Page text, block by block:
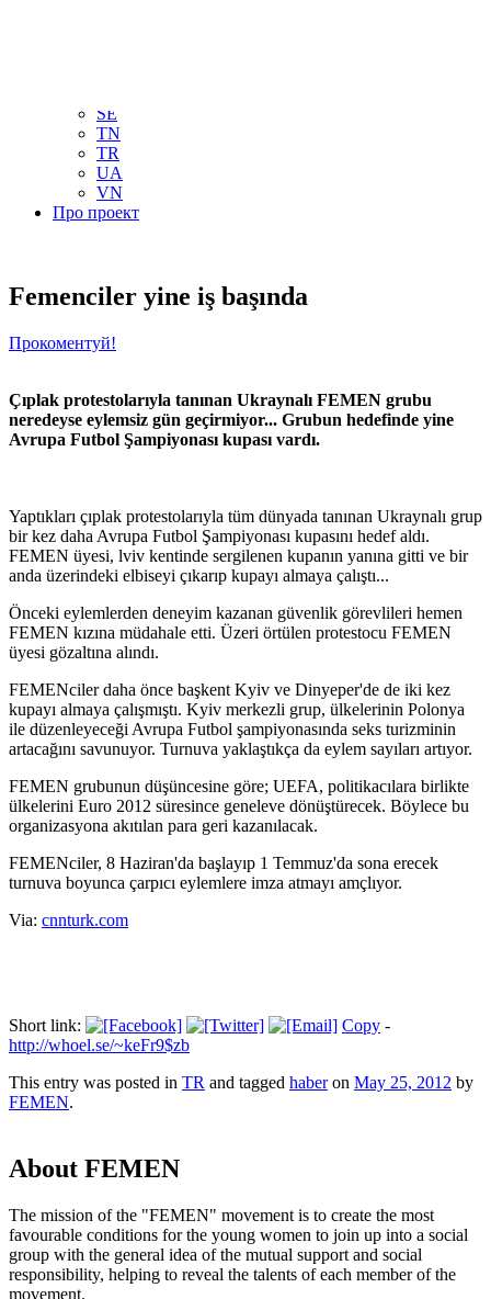
SE
TN
TR
UA
VN
Про проект
Femenciler yine iş başında
Прокоментуй!
Çıplak protestolarıyla tanınan Ukraynalı FEMEN grubu
neredeyse eylemsiz gün geçirmiyor... Grubun hedefinde yine
Avrupa Futbol Şampiyonası kupası vardı.
Yaptıkları çıplak protestolarıyla tüm dünyada tanınan Ukraynalı grup
bir kez daha Avrupa Futbol Şampiyonası kupasını hedef aldı.
FEMEN üyesi, lviv kentinde sergilenen kupanın yanına gitti ve bir
anda üzerindeki elbiseyi çıkarıp kupayı almaya çalıştı...
Önceki eylemlerden deneyim kazanan güvenlik görevlileri hemen
FEMEN kızına müdahale etti. Üzeri örtülen protestocu FEMEN
üyesi gözaltına alındı.
FEMENciler daha önce başkent Kyiv ve Dinyeper'de de iki kez
kupayı almaya çalışmıştı. Kyiv merkezli grup, ülkelerinin Polonya
ile düzenleyeceği Avrupa Futbol şampiyonasında seks turizminin
artacağını savunuyor. Turnuva yaklaştıkça da eylem sayıları artıyor.
FEMEN grubunun düşüncesine göre; UEFA, politikacılara birlikte
ülkelerini Euro 2012 süresince geneleve dönüştürecek. Böylece bu
organizasyona akıtılan para geri kazanılacak.
FEMENciler, 8 Haziran'da başlayıp 1 Temmuz'da sona erecek
turnuva boyunca çarpıcı eylemlere imza atmayı amçlıyor.
Via: cnnturk.com
Short link: Copy -
http://whoel.se/~keFr9$zb
This entry was posted in TR and tagged haberon May 25, 2012 by
FEMEN.
About FEMEN
The mission of the "FEMEN" movement is to create the most
favourable conditions for the young women to join up into a social
group with the general idea of the mutual support and social
responsibility, helping to reveal the talents of each member of the
movement.